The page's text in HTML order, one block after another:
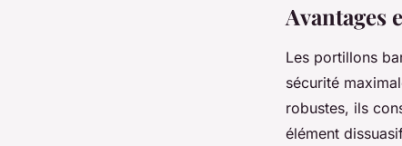
Avantages
Les portillons
sécurité
robustes, ils
élément